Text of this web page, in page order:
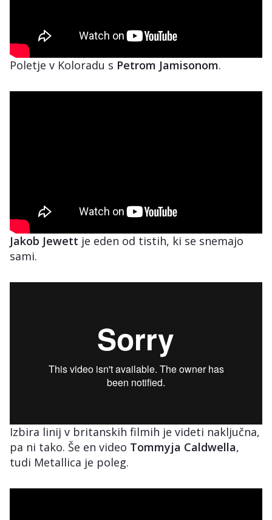
Poletje v Koloradu s Petrom Jamisonom.
Jakob Jewett je eden od tistih, ki se snemajo
sami.
Izbira linij v britanskih filmih je videti naključna,
pa ni tako. Še en video Tommyja Caldwella,
tudi Metallica je poleg.